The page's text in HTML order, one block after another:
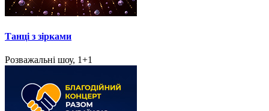
Танці з зірками
Розважальні шоу, 1+1